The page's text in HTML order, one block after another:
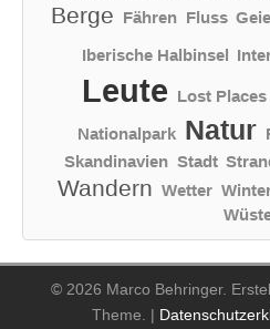
Berge Fähren Fluss
Iberische Halbinsel
Leute Lost Places
Nationalpark Natur
Skandinavien Stadt
Wandern Wetter
© 2026 Marco Behringer.
Theme.
|